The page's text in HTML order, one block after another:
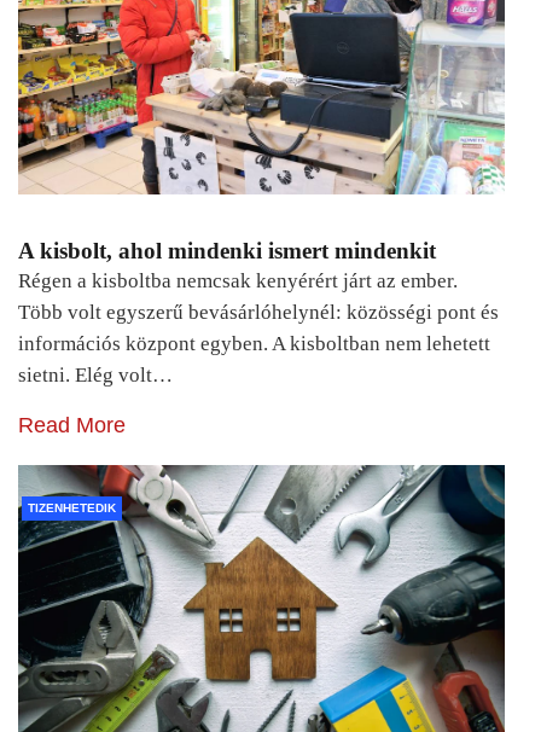
A kisbolt, ahol mindenki ismert mindenkit
Régen a kisboltba nemcsak kenyérért járt az ember.
Több volt egyszerű bevásárlóhelynél: közösségi pont és
információs központ egyben. A kisboltban nem lehetett
sietni. Elég volt…
Read More
TIZENHETEDIK